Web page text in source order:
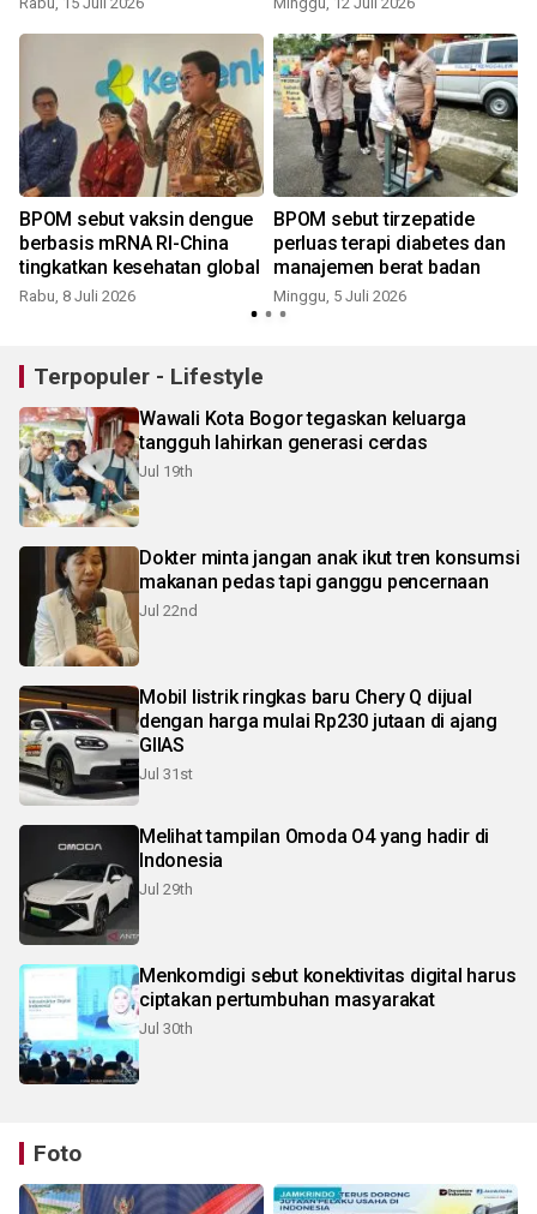
BPOM sebut vaksin dengue
berbasis mRNA RI-China
tingkatkan kesehatan global
Rabu, 8 Juli 2026
BPOM sebut tirzepatide
perluas terapi diabetes dan
manajemen berat badan
Minggu, 5 Juli 2026
Terpopuler - Lifestyle
Wawali Kota Bogor tegaskan keluarga
tangguh lahirkan generasi cerdas
Jul 19th
Dokter minta jangan anak ikut tren konsumsi
makanan pedas tapi ganggu pencernaan
Jul 22nd
Mobil listrik ringkas baru Chery Q dijual
dengan harga mulai Rp230 jutaan di ajang
GIIAS
Jul 31st
Melihat tampilan Omoda O4 yang hadir di
Indonesia
Jul 29th
Menkomdigi sebut konektivitas digital harus
ciptakan pertumbuhan masyarakat
Jul 30th
Foto